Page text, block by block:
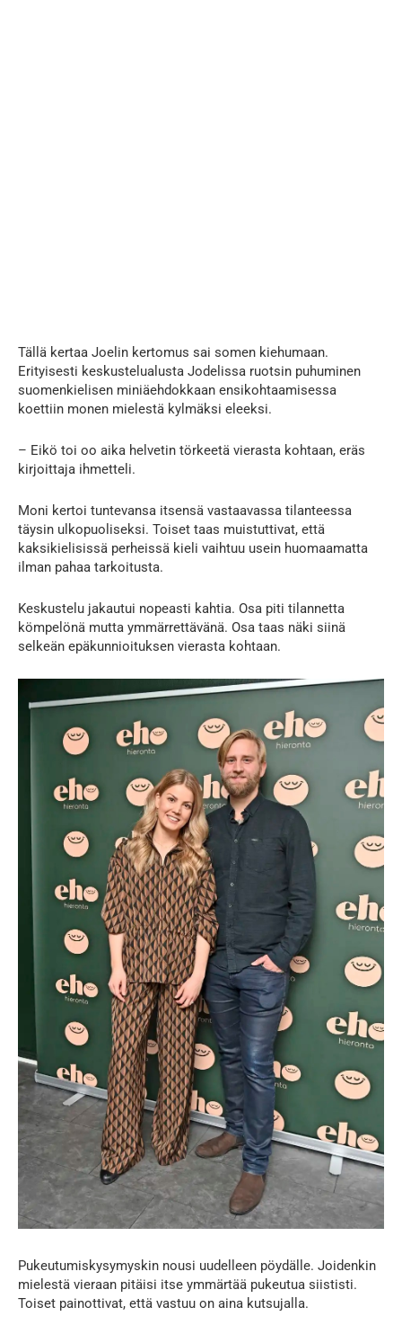
Tällä kertaa Joelin kertomus sai somen kiehumaan.
Erityisesti keskustelualusta Jodelissa ruotsin puhuminen
suomenkielisen miniäehdokkaan ensikohtaamisessa
koettiin monen mielestä kylmäksi eleeksi.
– Eikö toi oo aika helvetin törkeetä vierasta kohtaan, eräs
kirjoittaja ihmetteli.
Moni kertoi tuntevansa itsensä vastaavassa tilanteessa
täysin ulkopuoliseksi. Toiset taas muistuttivat, että
kaksikielisissä perheissä kieli vaihtuu usein huomaamatta
ilman pahaa tarkoitusta.
Keskustelu jakautui nopeasti kahtia. Osa piti tilannetta
kömpelönä mutta ymmärrettävänä. Osa taas näki siinä
selkeän epäkunnioituksen vierasta kohtaan.
Pukeutumiskysymyskin nousi uudelleen pöydälle. Joidenkin
mielestä vieraan pitäisi itse ymmärtää pukeutua siististi.
Toiset painottivat, että vastuu on aina kutsujalla.